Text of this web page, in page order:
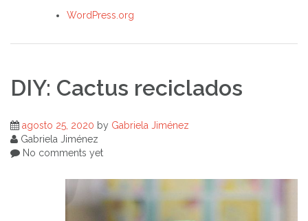
WordPress.org
DIY: Cactus reciclados
agosto 25, 2020 by Gabriela Jiménez
Gabriela Jiménez
No comments yet